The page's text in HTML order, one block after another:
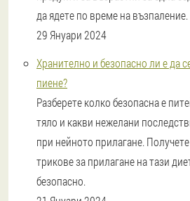
да ядете по време на възпаление.
29 Януари 2024
Хранително и безопасно ли е да
пиене?
Разберете колко безопасна е
тяло и какви нежелани
при нейното прилагане.
трикове за прилагане на тази
безопасно.